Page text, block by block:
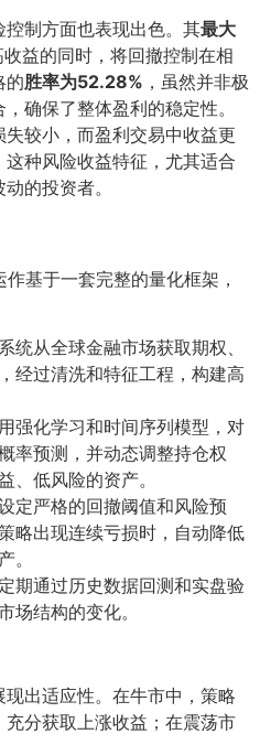
制方面也表现出色。其最大
收益的同时，将回撤控制在相
的胜率为52.28% ，虽然并非极
，确保了整体盈利的稳定性。
较小，而盈利交易中收益更
种风险收益特征，尤其适合
的投资者。
基于一套完整的量化框架，
系统从全球金融市场获取期权、
经过清洗和特征工程，构建高
用强化学习和时间序列模型，对
率预测，并动态调整持仓权
、低风险的资产。
设定严格的回撤阈值和风险预
略出现连续亏损时，自动降低
。
期通过历史数据回测和实盘验
场结构的变化。
出适应性。在牛市中，策略
分获取上涨收益；在震荡市